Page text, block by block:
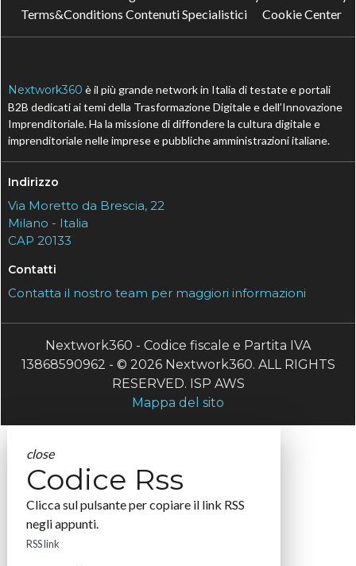
Terms&Conditions Contenuti Specialistici
Cookie Center
Nextwork360 è il più grande network in Italia di testate e portali
B2B dedicati ai temi della Trasformazione Digitale e dell’Innovazione
Imprenditoriale. Ha la missione di diffondere la cultura digitale e
imprenditoriale nelle imprese e pubbliche amministrazioni italiane.
Indirizzo
Via Moretto da Brescia, 22
Milano - Italia
CAP 20133
Contatti
Contatta il nostro team per maggiori informazioni
Nextwork360 - Codice fiscale e Partita IVA
13868590962 - © 2026 Nextwork360. ALL RIGHTS
RESERVED. ISP AWS
Mappa del sito
close
Codice Rss
Clicca sul pulsante per copiare il link RSS
negli appunti.
RSS link